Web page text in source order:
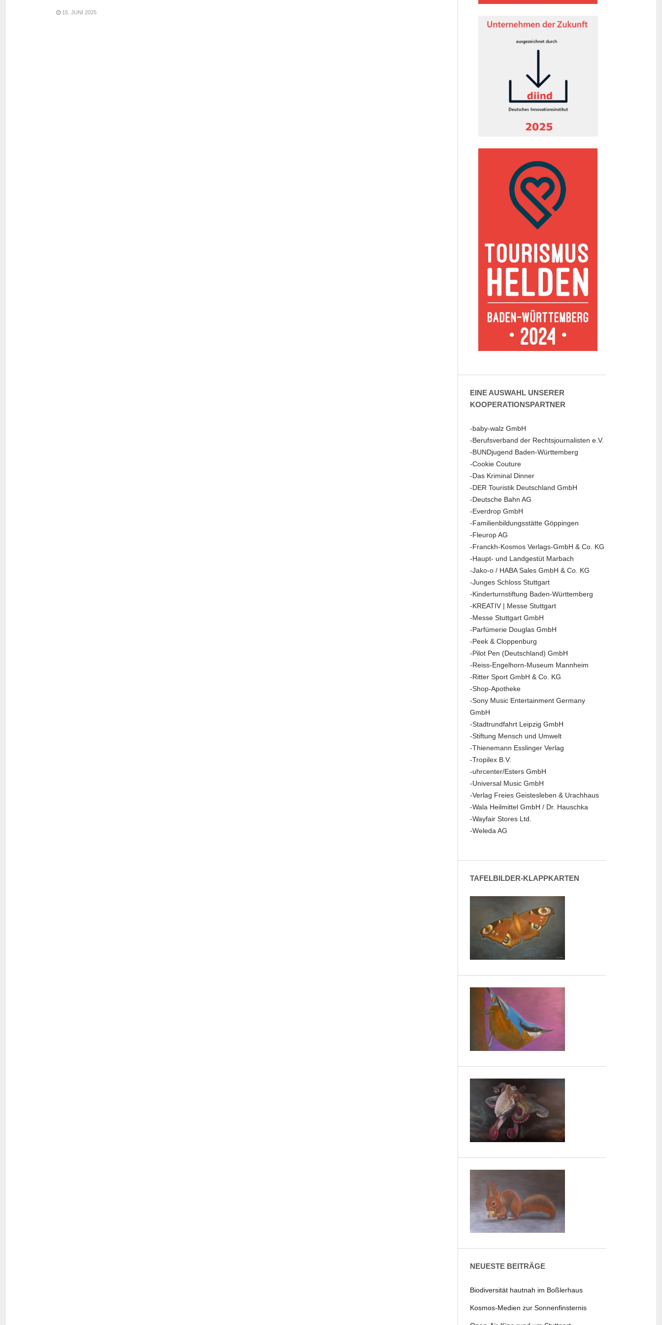
15. JUNI 2025
EINE AUSWAHL UNSERER
KOOPERATIONSPARTNER
-baby-walz GmbH
-Berufsverband der Rechtsjournalisten e.V.
-BUNDjugend Baden-Württemberg
-Cookie Couture
-Das Kriminal Dinner
-DER Touristik Deutschland GmbH
-Deutsche Bahn AG
-Everdrop GmbH
-Familienbildungsstätte Göppingen
-Fleurop AG
-Franckh-Kosmos Verlags-GmbH & Co. KG
-Haupt- und Landgestüt Marbach
-Jako-o / HABA Sales GmbH & Co. KG
-Junges Schloss Stuttgart
-Kinderturnstiftung Baden-Württemberg
-KREATIV | Messe Stuttgart
-Messe Stuttgart GmbH
-Parfümerie Douglas GmbH
-Peek & Cloppenburg
-Pilot Pen (Deutschland) GmbH
-Reiss-Engelhorn-Museum Mannheim
-Ritter Sport GmbH & Co. KG
-Shop-Apotheke
-Sony Music Entertainment Germany
GmbH
-Stadtrundfahrt Leipzig GmbH
-Stiftung Mensch und Umwelt
-Thienemann Esslinger Verlag
-Tropilex B.V.
-uhrcenter/Esters GmbH
-Universal Music GmbH
-Verlag Freies Geistesleben & Urachhaus
-Wala Heilmittel GmbH / Dr. Hauschka
-Wayfair Stores Ltd.
-Weleda AG
TAFELBILDER-KLAPPKARTEN
NEUESTE BEITRÄGE
Biodiversität hautnah im Boßlerhaus
Kosmos-Medien zur Sonnenfinsternis